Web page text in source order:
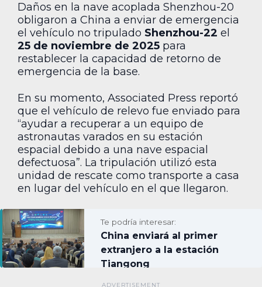
Daños en la nave acoplada Shenzhou-20
obligaron a China a enviar de emergencia
el vehículo no tripulado Shenzhou-22 el
25 de noviembre de 2025 para
restablecer la capacidad de retorno de
emergencia de la base.
En su momento, Associated Press reportó
que el vehículo de relevo fue enviado para
“ayudar a recuperar a un equipo de
astronautas varados en su estación
espacial debido a una nave espacial
defectuosa”. La tripulación utilizó esta
unidad de rescate como transporte a casa
en lugar del vehículo en el que llegaron.
Te podría interesar:
China enviará al primer
extranjero a la estación
Tiangong